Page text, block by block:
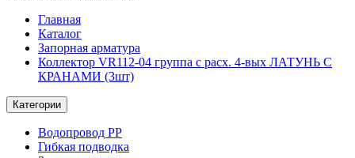
Главная
Каталог
Запорная арматура
Коллектор VR112-04 группа с расх. 4-вых ЛАТУНЬ С
КРАНАМИ (3шт)
Категории
Водопровод РР
Гибкая подводка